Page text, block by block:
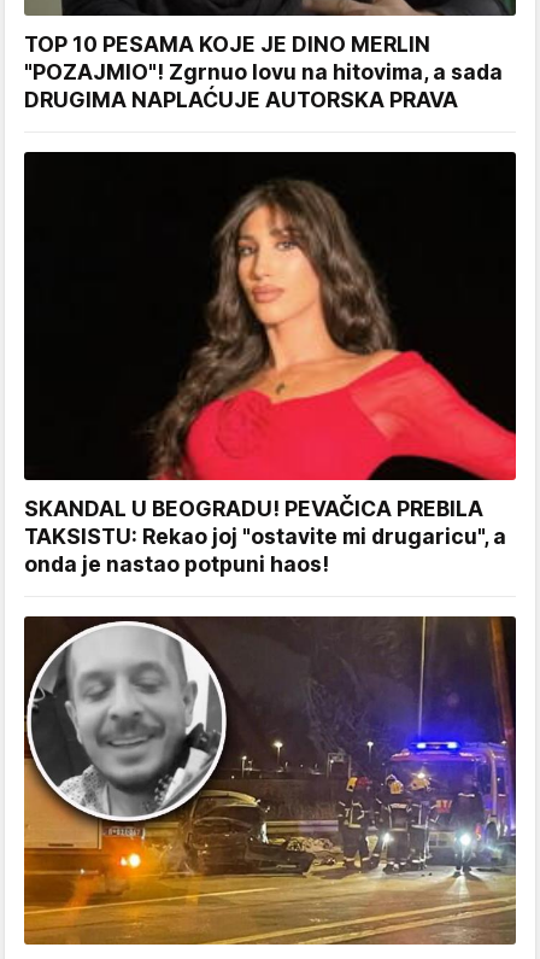
TOP 10 PESAMA KOJE JE DINO MERLIN
"POZAJMIO"! Zgrnuo lovu na hitovima, a sada
DRUGIMA NAPLAĆUJE AUTORSKA PRAVA
SKANDAL U BEOGRADU! PEVAČICA PREBILA
TAKSISTU: Rekao joj "ostavite mi drugaricu", a
onda je nastao potpuni haos!